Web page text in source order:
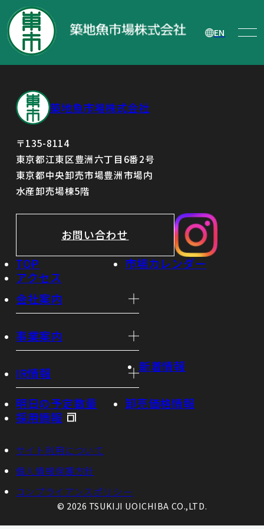
EN
自己株式の取得及び自己株式立会外買付
取引（ToSTNeT-3 ）による自己株式の買
付けに関するお知らせ
築地魚市場株式会社
〒135-8114
東京都江東区豊洲六丁目6番2号
東京都中央卸売市場豊洲市場内
水産卸売場棟5階
お問い合わせ
TOP
市場カレンダー
アクセス
会社案内
事業案内
IR情報 新着情報
明日の予定数量
卸売価格情報
採用情報
サイト利用について
個人情報保護方針
コンプライアンスポリシー
© 2026 TSUKIJI UOICHIBA CO.,LTD.